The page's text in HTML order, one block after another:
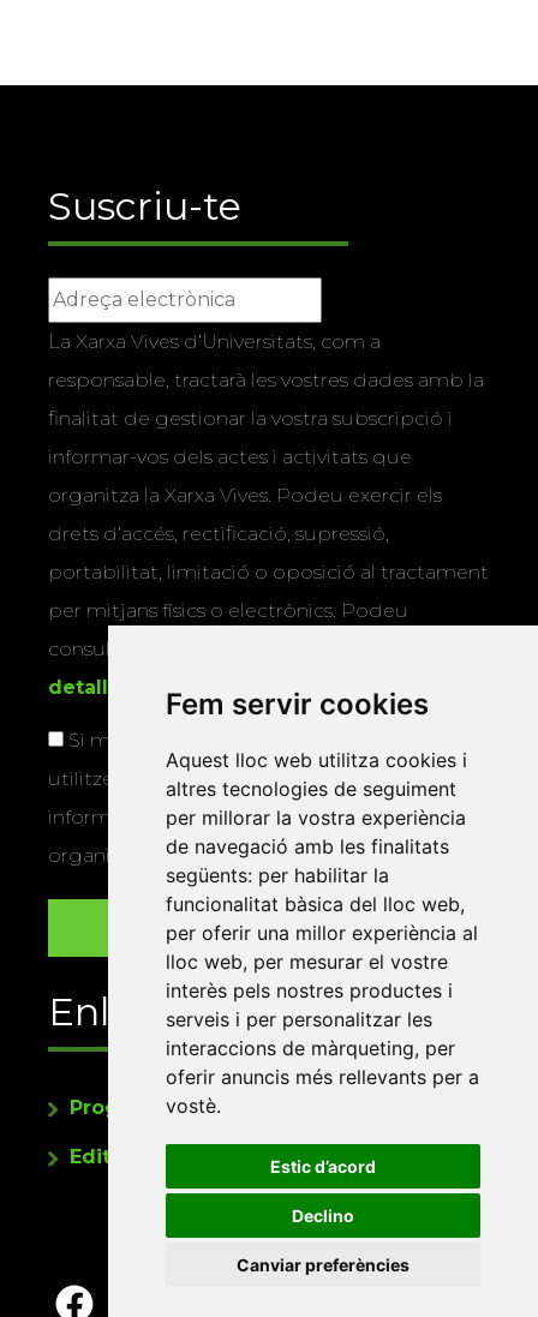
Fem servir cookies
Aquest lloc web utilitza cookies i
altres tecnologies de seguiment
per millorar la vostra experiència
de navegació amb les finalitats
següents: per habilitar la
funcionalitat bàsica del lloc web,
per oferir una millor experiència al
lloc web, per mesurar el vostre
interès pels nostres productes i
serveis i per personalitzar les
interaccions de màrqueting, per
oferir anuncis més rellevants per a
vostè.
Estic d’acord
Declino
Canviar preferències
Suscriu-te
La Xarxa Vives d’Universitats, com a
responsable, tractarà les vostres dades amb la
finalitat de gestionar la vostra subscripció i
informar-vos dels actes i activitats que
organitza la Xarxa Vives. Podeu exercir els
drets d’accés, rectificació, supressió,
portabilitat, limitació o oposició al tractament
per mitjans físics o electrònics. Podeu
consultar la
detallada sobre protecció de dades
Si marqueu aquesta casella, consentiu que
utilitzem les vostres dades per a enviar-vos
informació sobre els actes i activitats que
organitza la Xarxa Vives.
Enllaços
Programa de publicacions
Editorials universitàries a Twitter